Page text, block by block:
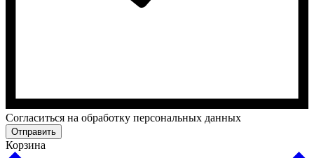
Cогласиться на обработку персональных данных
Отправить
Корзина